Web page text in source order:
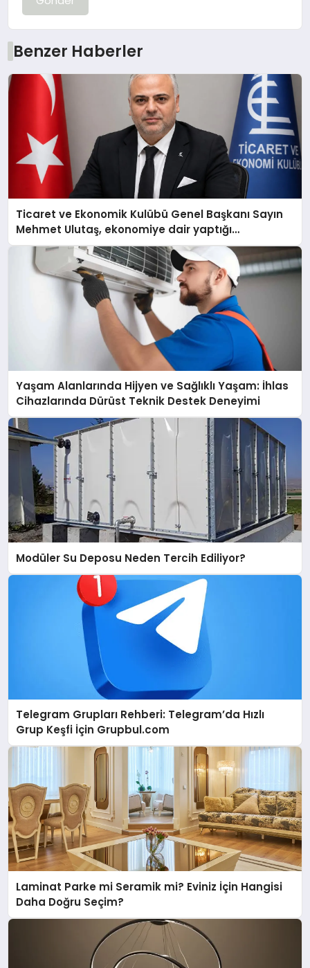
Benzer Haberler
Ticaret ve Ekonomik Kulübü Genel Başkanı Sayın
Mehmet Ulutaş, ekonomiye dair yaptığı
açıklamada şunları kaydetti:
Yaşam Alanlarında Hijyen ve Sağlıklı Yaşam: İhlas
Cihazlarında Dürüst Teknik Destek Deneyimi
Modüler Su Deposu Neden Tercih Ediliyor?
Telegram Grupları Rehberi: Telegram’da Hızlı
Grup Keşfi İçin Grupbul.com
Laminat Parke mi Seramik mi? Eviniz İçin Hangisi
Daha Doğru Seçim?